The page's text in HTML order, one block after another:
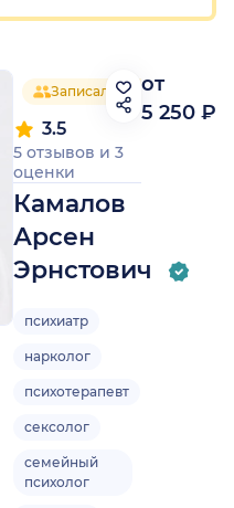
Записался 41 человек
Камалов
Арсен
Эрнстович
3.5
5 отзывов и 3
оценки
психиатр
нарколог
психотерапевт
сексолог
семейный
психолог
от
5 250 ₽